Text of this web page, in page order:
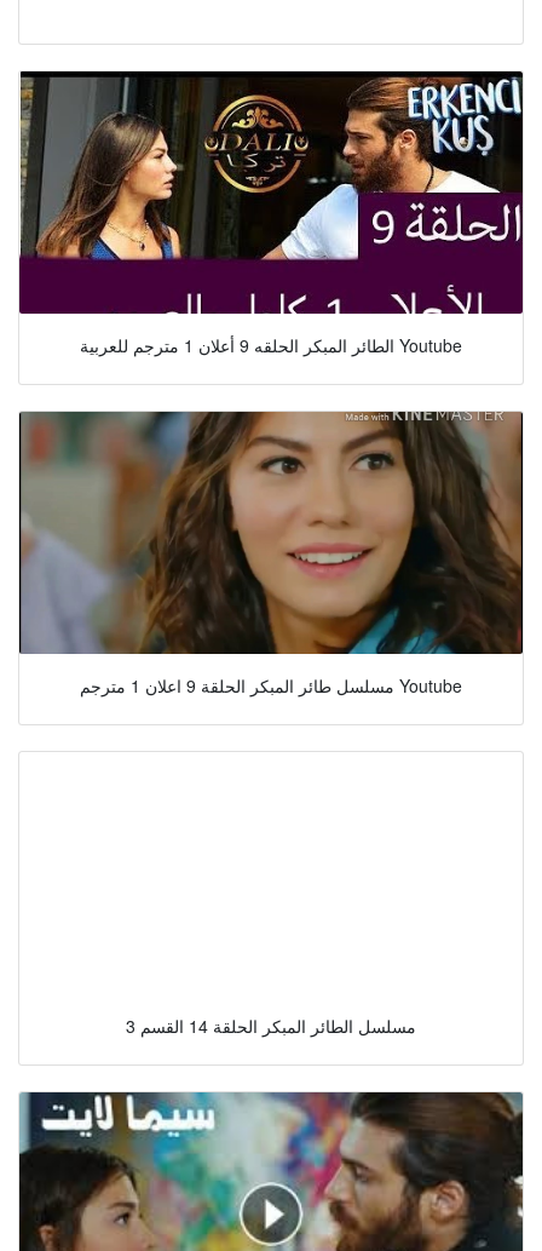
الطائر المبكر الحلقه 9 أعلان 1 مترجم للعربية Youtube
مسلسل طائر المبكر الحلقة 9 اعلان 1 مترجم Youtube
مسلسل الطائر المبكر الحلقة 14 القسم 3